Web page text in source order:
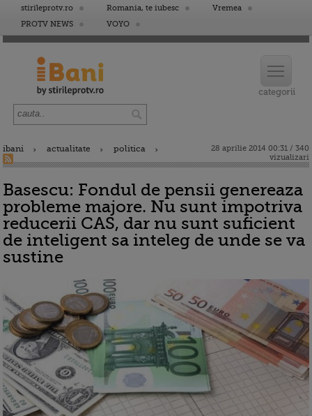
stirileprotv.ro Romania, te iubesc
Vremea
PROTV NEWS
VOYO
ibani actualitate politica
28 aprilie 2014 00:31 / 340
vizualizari
Basescu: Fondul de pensii genereaza
probleme majore. Nu sunt impotriva
reducerii CAS, dar nu sunt suficient
de inteligent sa inteleg de unde se va
sustine